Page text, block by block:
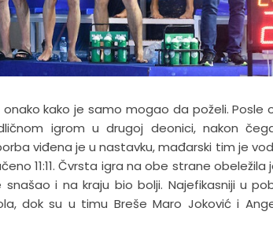
kako je samo mogao da poželi. Posle
igrom u drugoj deonici, nakon
viđena je u nastavku, mađarski tim je
11:11. Čvrsta igra na obe strane
i na kraju bio bolji. Najefikasniji u
dok su u timu Breše Maro Joković i